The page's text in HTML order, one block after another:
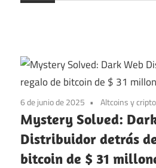
6 de junio de 2025 Altcoins y
Mystery Solved:
Distribuidor detrás
bitcoin de $ 31